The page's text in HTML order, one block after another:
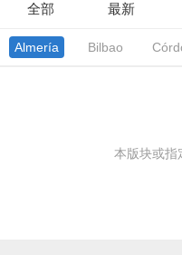
全部 最新
Almería Bilbao
本版块或指